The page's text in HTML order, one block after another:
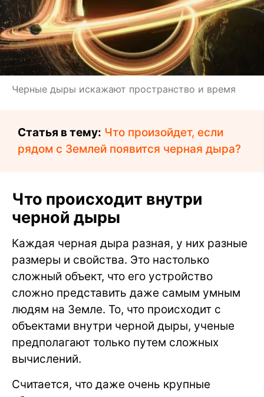
Черные дыры искажают пространство и время
Статья в тему: Что произойдет, если
рядом с Землей появится черная дыра?
Что происходит внутри
черной дыры
Каждая черная дыра разная, у них разные
размеры и свойства. Это настолько
сложный объект, что его устройство
сложно представить даже самым умным
людям на Земле. То, что происходит с
объектами внутри черной дыры, ученые
предполагают только путем сложных
вычислений.
Считается, что даже очень крупные